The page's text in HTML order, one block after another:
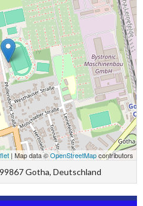
| Map data ©OpenStreetMapcontributors
Gotha, Deutschland